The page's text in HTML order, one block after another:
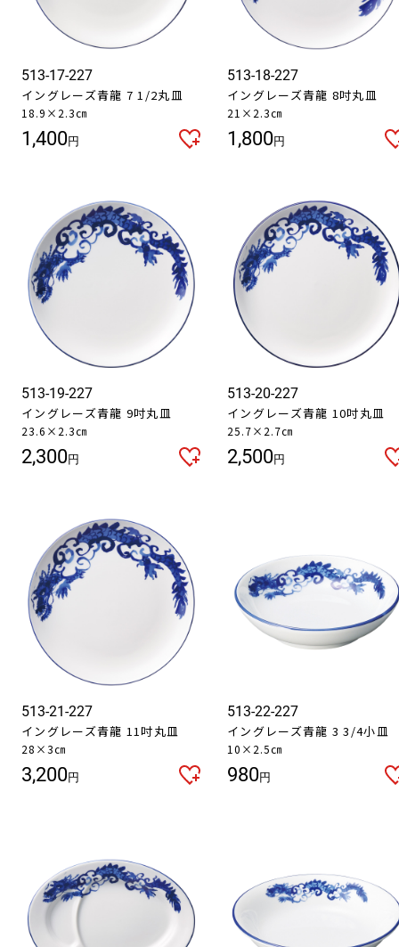
513-17-227
イングレーズ青龍 7 1/2丸皿
18.9×2.3㎝
1,400円
513-18-227
イングレーズ青龍 8吋丸皿
21×2.3㎝
1,800円
513-19-227
イングレーズ青龍 9吋丸皿
23.6×2.3㎝
2,300円
513-20-227
イングレーズ青龍 10吋丸皿
25.7×2.7㎝
2,500円
513-21-227
イングレーズ青龍 11吋丸皿
28×3㎝
3,200円
513-22-227
イングレーズ青龍 3 3/4小皿
10×2.5㎝
980円